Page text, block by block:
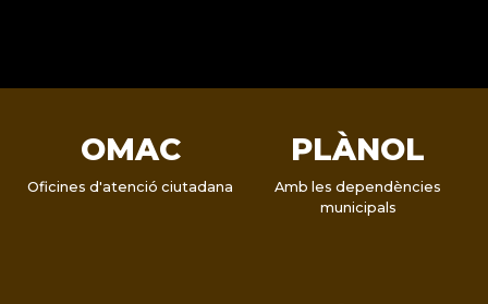
OMAC
Oficines d'atenció ciutadana
PLÀNOL
Amb les dependències
municipals